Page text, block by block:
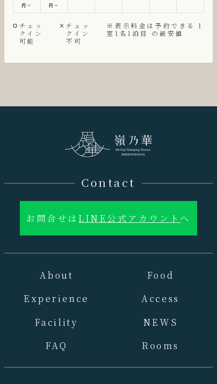
円～
円～
チェッ
クイン
可能
チェッ
クイン
不可
※表示料金は予約できる 1
室1名1泊目 の最安値
Contact
お問合せは LINE公式アカウント へ
About
Rooms
Experience
Food
Facility
Access
FAQ
NEWS